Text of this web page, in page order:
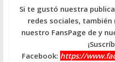
Si te gustó nuestra
redes sociales, también
nuestro FansPage de y
Facebook: https://